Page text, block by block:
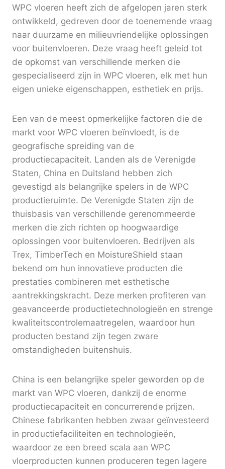
WPC vloeren heeft zich de afgelopen jaren sterk
ontwikkeld, gedreven door de toenemende vraag
naar duurzame en milieuvriendelijke oplossingen
voor buitenvloeren. Deze vraag heeft geleid tot
de opkomst van verschillende merken die
gespecialiseerd zijn in WPC vloeren, elk met hun
eigen unieke eigenschappen, esthetiek en prijs.
Een van de meest opmerkelijke factoren die de
markt voor WPC vloeren beïnvloedt, is de
geografische spreiding van de
productiecapaciteit. Landen als de Verenigde
Staten, China en Duitsland hebben zich
gevestigd als belangrijke spelers in de WPC
productieruimte. De Verenigde Staten zijn de
thuisbasis van verschillende gerenommeerde
merken die zich richten op hoogwaardige
oplossingen voor buitenvloeren. Bedrijven als
Trex, TimberTech en MoistureShield staan
bekend om hun innovatieve producten die
prestaties combineren met esthetische
aantrekkingskracht. Deze merken profiteren van
geavanceerde productietechnologieën en strenge
kwaliteitscontrolemaatregelen, waardoor hun
producten bestand zijn tegen zware
omstandigheden buitenshuis.
China is een belangrijke speler geworden op de
markt van WPC vloeren, dankzij de enorme
productiecapaciteit en concurrerende prijzen.
Chinese fabrikanten hebben zwaar geïnvesteerd
in productiefaciliteiten en technologieën,
waardoor ze een breed scala aan WPC
vloerproducten kunnen produceren tegen lagere